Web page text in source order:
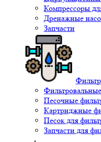
Компрессоры
Дренажные
Запчасти
Песочные
Картриджные
Песок для
Запчасти для